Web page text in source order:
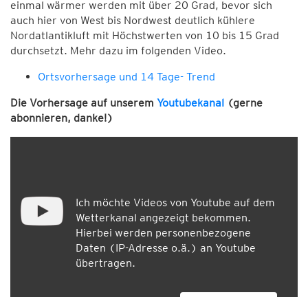
einmal wärmer werden mit über 20 Grad, bevor sich
auch hier von West bis Nordwest deutlich kühlere
Nordatlantikluft mit Höchstwerten von 10 bis 15 Grad
durchsetzt. Mehr dazu im folgenden Video.
Ortsvorhersage und 14 Tage- Trend
Die Vorhersage auf unserem Youtubekanal (gerne
abonnieren, danke!)
Ich möchte Videos von Youtube auf dem
Wetterkanal angezeigt bekommen.
Hierbei werden personenbezogene
Daten (IP-Adresse o.ä.) an Youtube
übertragen.